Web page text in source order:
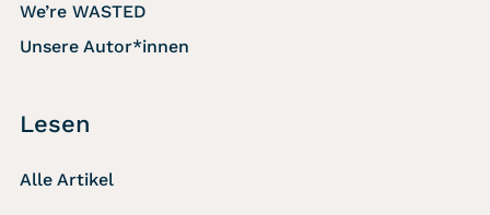
We’re WASTED
Unsere Autor*innen
Lesen
Alle Artikel